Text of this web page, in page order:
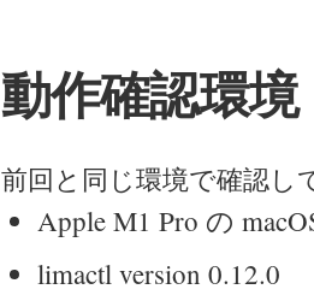
動作確認環境
前回と同じ環境で確認し
Apple M1 Pro の
limactl version 0.12.0